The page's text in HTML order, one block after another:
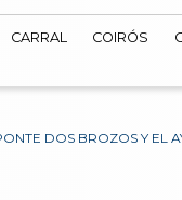
CARRAL COIRÓS
DOS BROZOS Y